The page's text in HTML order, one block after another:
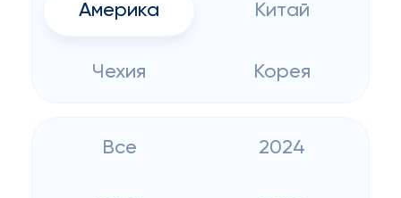
Америка Китай
Чехия Корея
Все 2024